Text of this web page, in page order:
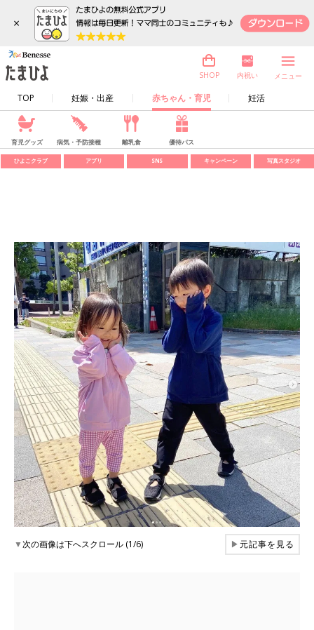
×
TOP 妊娠・出産 赤ちゃん・育児 妊活
SHOP 内祝い メニュー
育児グッズ 病気・予防接種 離乳食 優待パス
ひよこクラブ アプリ SNS キャンペーン 写真スタジオ
▼次の画像は下へスクロール (1/6) ▶元記事を見る